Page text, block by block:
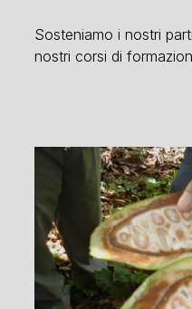
Sosteniamo i nostri
nostri corsi di